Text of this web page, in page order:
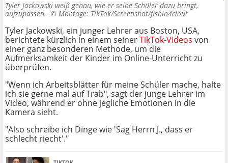
Tyler Jackowski weiß genau, wie er seine Schüler dazu bringt,
aufzupassen. © Montage: TikTok/Screenshot/fishin4clout
Tyler Jackowski, ein junger Lehrer aus Boston, USA,
berichtete kürzlich in einem seinerTikTok-Videos von
einer ganz besonderen Methode, um die
Aufmerksamkeit der Kinder im Online-Unterricht zu
überprüfen.
"Wenn ich Arbeitsblätter für meine Schüler mache, halte
ich sie gerne mal auf Trab", sagt der junge Lehrer im
Video, während er ohne jegliche Emotionen in die
Kamera sieht.
"Also schreibe ich Dinge wie 'Sag Herrn J., dass er
schlecht riecht'."